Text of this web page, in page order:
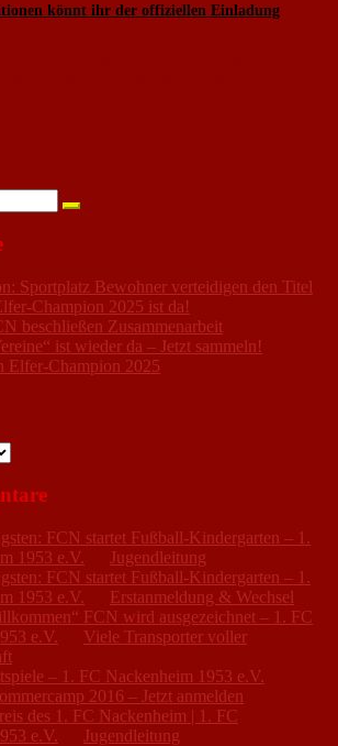
könnt ihr der offiziellen Einladung
Sportplatz Bewohner verteidigen den Titel
Champion 2025 ist da!
beschließen Zusammenarbeit
ist wieder da – Jetzt sammeln!
Elfer-Champion 2025
FCN startet Fußball-Kindergarten – 1.
1953 e.V.
Jugendleitung
FCN startet Fußball-Kindergarten – 1.
1953 e.V.
Erstanmeldung & Wechsel
FCN wird ausgezeichnet – 1. FC
e.V.
Viele Transporter voller
– 1. FC Nackenheim 1953 e.V.
2016 – Jetzt anmelden
des 1. FC Nackenheim | 1. FC
e.V.
Jugendleitung